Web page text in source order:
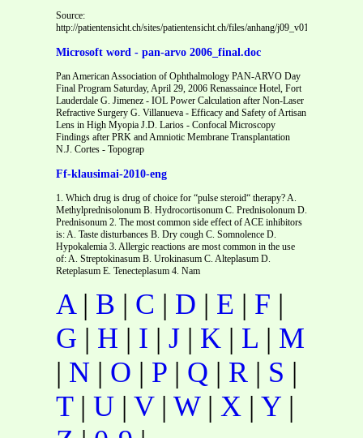
Source:
http://patientensicht.ch/sites/patientensicht.ch/files/anhang/
Microsoft word - pan-arvo 2006_final.doc
Pan American Association of Ophthalmology PAN-ARVO Day
Final Program Saturday, April 29, 2006 Renassaince Hotel, Fort
Lauderdale G. Jimenez - IOL Power Calculation after Non-Laser
Refractive Surgery G. Villanueva - Efficacy and Safety of Artisan
Lens in High Myopia J.D. Larios - Confocal Microscopy
Findings after PRK and Amniotic Membrane Transplantation
N.J. Cortes - Topograp
Ff-klausimai-2010-eng
1. Which drug is drug of choice for “pulse steroid“ therapy? A.
Methylprednisolonum B. Hydrocortisonum C. Prednisolonum D.
Prednisonum 2. The most common side effect of ACE inhibitors
is: A. Taste disturbances B. Dry cough C. Somnolence D.
Hypokalemia 3. Allergic reactions are most common in the use
of: A. Streptokinasum B. Urokinasum C. Alteplasum D.
Reteplasum E. Tenecteplasum 4. Nam
A| B | C | D | E | F |
G | H | I | J | K | L | M
| N | O | P | Q | R | S |
T| U | V| W| X | Y |